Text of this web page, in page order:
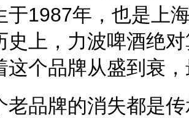
于1987年，也是上
史上，力波啤酒绝
这个品牌从盛到衰
老品牌的消失都是